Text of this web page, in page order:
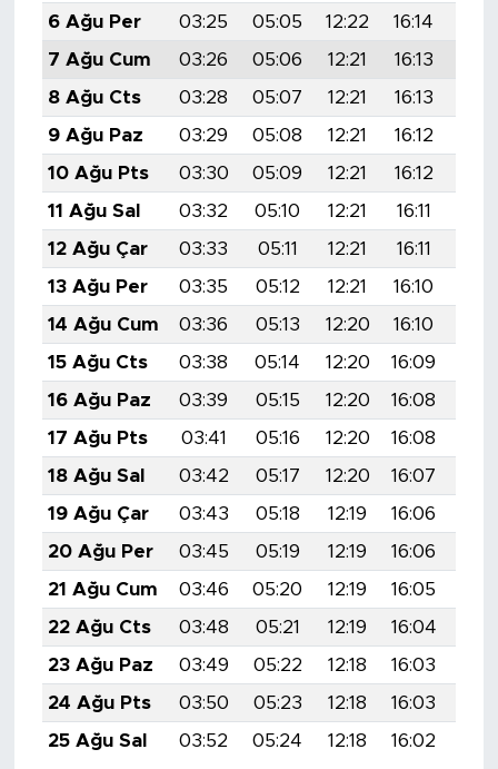
6 Ağu Per
03:25 05:05 12:22 16:14
7 Ağu Cum
03:26 05:06 12:21 16:13
8 Ağu Cts
03:28 05:07 12:21 16:13
9 Ağu Paz
03:29 05:08 12:21 16:12
10 Ağu Pts
03:30 05:09 12:21 16:12
11 Ağu Sal
03:32 05:10 12:21 16:11
12 Ağu Çar
03:33 05:11 12:21 16:11
13 Ağu Per
03:35 05:12 12:21 16:10
14 Ağu Cum
03:36 05:13 12:20 16:10
15 Ağu Cts
03:38 05:14 12:20 16:09
16 Ağu Paz
03:39 05:15 12:20 16:08
17 Ağu Pts
03:41 05:16 12:20 16:08
18 Ağu Sal
03:42 05:17 12:20 16:07
19 Ağu Çar
03:43 05:18 12:19 16:06
20 Ağu Per
03:45 05:19 12:19 16:06
21 Ağu Cum
03:46 05:20 12:19 16:05
22 Ağu Cts
03:48 05:21 12:19 16:04
23 Ağu Paz
03:49 05:22 12:18 16:03
24 Ağu Pts
03:50 05:23 12:18 16:03
25 Ağu Sal
03:52 05:24 12:18 16:02